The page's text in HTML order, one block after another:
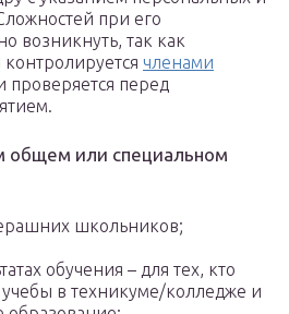
при его
возникнуть, так как
членами
проверяется перед
общем или специальном
школьников;
обучения – для тех, кто
в техникуме/колледже и